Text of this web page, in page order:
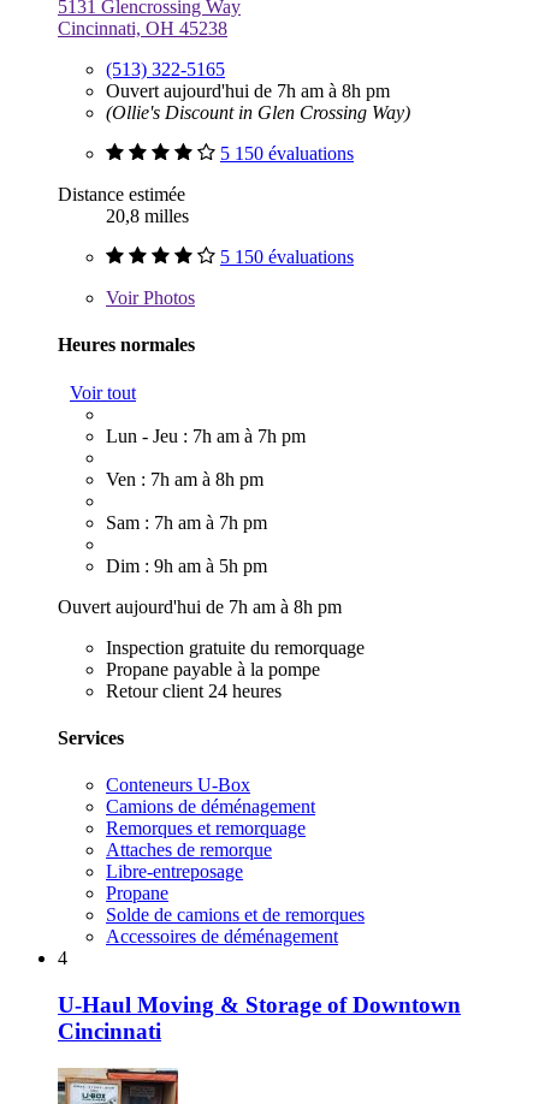
5131 Glencrossing Way
Cincinnati, OH 45238
(513) 322-5165
Ouvert aujourd'hui de 7h am à 8h pm
(Ollie's Discount in Glen Crossing Way)
5 150 évaluations
Distance estimée
20,8 milles
5 150 évaluations
VoirPhotos
Heures normales
Voir tout
Lun - Jeu : 7h am à 7h pm
Ven : 7h am à 8h pm
Sam : 7h am à 7h pm
Dim : 9h am à 5h pm
Ouvert aujourd'hui de 7h am à 8h pm
Inspection gratuite du remorquage
Propane payable à la pompe
Retour client 24 heures
Services
Conteneurs U-Box
Camions de déménagement
Remorques et remorquage
Attaches de remorque
Libre-entreposage
Propane
Solde de camions et de remorques
Accessoires de déménagement
4
U-Haul Moving & Storage of Downtown
Cincinnati